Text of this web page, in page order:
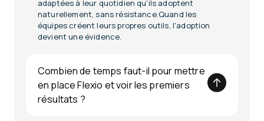
adaptées à leur quotidien qu'ils adoptent
naturellement, sans résistance.Quand les
équipes créent leurs propres outils, l'adoption
devient une évidence.
Combien de temps faut-il pour mettre
en place Flexio et voir les premiers
résultats ?